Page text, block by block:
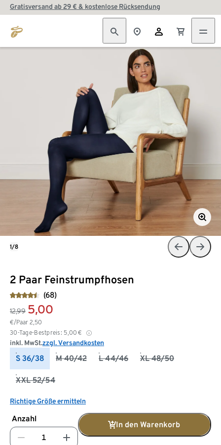
Gratisversand ab 29 € & kostenlose Rücksendung
2 Paar Feinstrumpfhosen
(68)
12,99 5,00
€/Paar 2,50
30-Tage-Bestpreis: 5,00 €
inkl. MwSt.zzgl. Versandkosten
S 36/38 M 40/42 L 44/46 XL 48/50
XXL 52/54
Richtige Größe ermitteln
Anzahl
In den Warenkorb
1/8